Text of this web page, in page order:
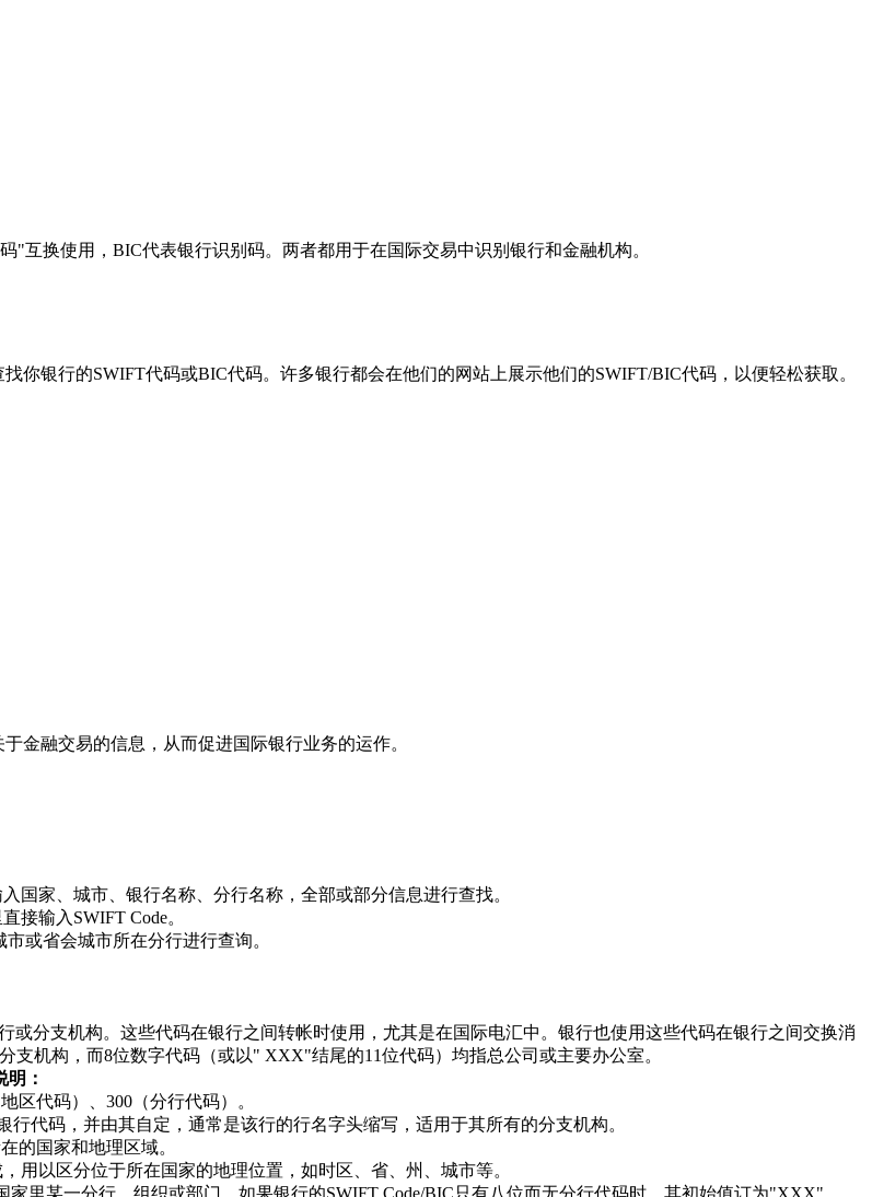
互换使用，BIC代表银行识别码。两者都用于在国际交易中识别银行和金融机构。
银行的SWIFT代码或BIC代码。许多银行都会在他们的网站上展示他们的SWIFT/BIC代码，以便轻松获取。
金融交易的信息，从而促进国际银行业务的运作。
国家、城市、银行名称、分行名称，全部或部分信息进行查找。
接输入SWIFT Code。
或省会城市所在分行进行查询。
或分支机构。这些代码在银行之间转帐时使用，尤其是在国际电汇中。银行也使用这些代码在银行之间交换消
支机构，而8位数字代码（或以" XXX"结尾的11位代码）均指总公司或主要办公室。
：
区代码）、300（分行代码）。
代码，并由其自定，通常是该行的行名字头缩写，适用于其所有的分支机构。
的国家和地理区域。
用以区分位于所在国家的地理位置，如时区、省、州、城市等。